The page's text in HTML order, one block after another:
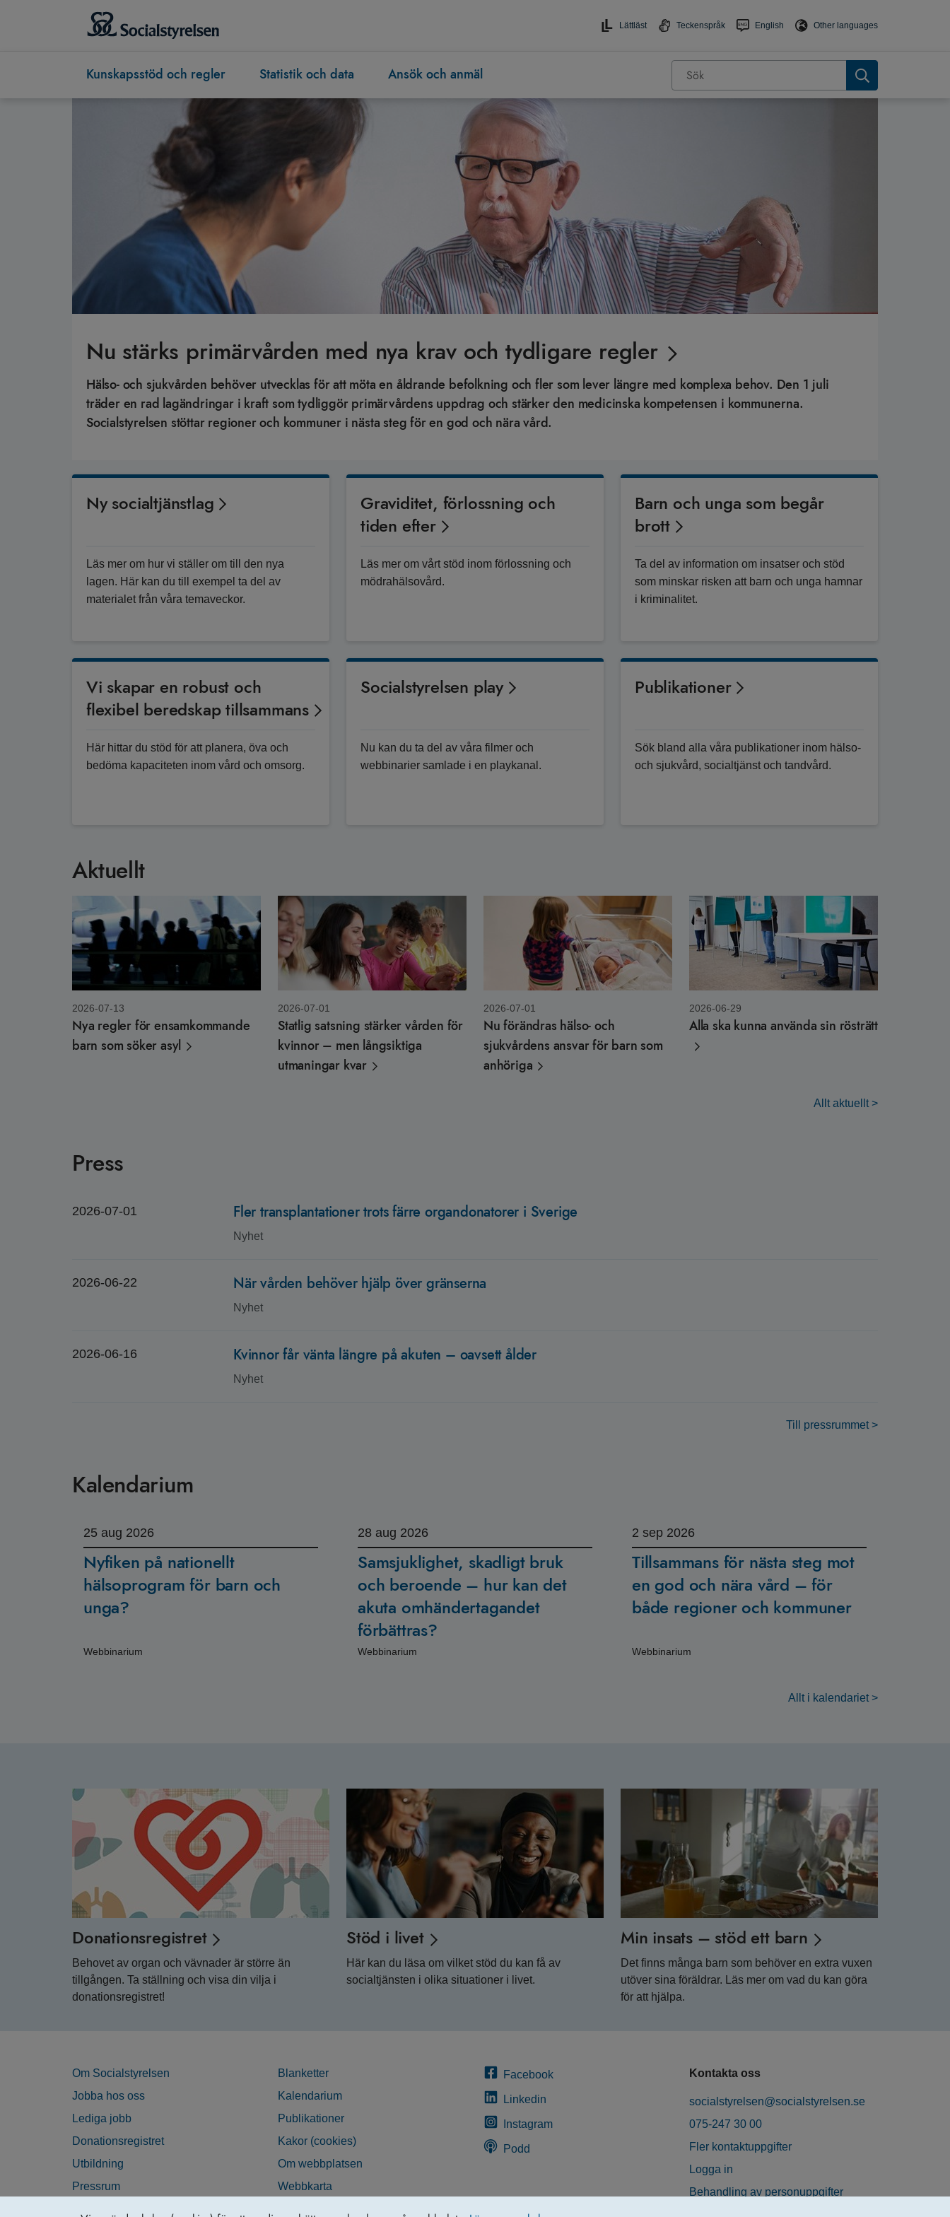
Lättläst Teckenspråk English Other languages
Kunskapsstöd och regler Statistik och data Ansök och anmäl
Nu stärks primärvården med nya krav och tydligare regler
Hälso- och sjukvården behöver utvecklas för att möta en åldrande befolkning och fler som lever längre med komplexa behov. Den 1 juli
träder en rad lagändringar i kraft som tydliggör primärvårdens uppdrag och stärker den medicinska kompetensen i kommunerna.
Socialstyrelsen stöttar regioner och kommuner i nästa steg för en god och nära vård.
Ny socialtjänstlag
Läs mer om hur vi ställer om till den nya
lagen. Här kan du till exempel ta del av
materialet från våra temaveckor.
Graviditet, förlossning och
tiden efter
Läs mer om vårt stöd inom förlossning och
mödrahälsovård.
Barn och unga som begår
brott
Ta del av information om insatser och stöd
som minskar risken att barn och unga hamnar
i kriminalitet.
Vi skapar en robust och
flexibel beredskap tillsammans
Här hittar du stöd för att planera, öva och
bedöma kapaciteten inom vård och omsorg.
Socialstyrelsen play
Nu kan du ta del av våra filmer och
webbinarier samlade i en playkanal.
Publikationer
Sök bland alla våra publikationer inom hälso-
och sjukvård, socialtjänst och tandvård.
Aktuellt
2026-07-13
Nya regler för ensamkommande
barn som söker asyl
2026-07-01
Statlig satsning stärker vården för
kvinnor – men långsiktiga
utmaningar kvar
2026-07-01
Nu förändras hälso- och
sjukvårdens ansvar för barn som
anhöriga
2026-06-29
Alla ska kunna använda sin rösträtt
Allt aktuellt >
Press
2026-07-01 Fler transplantationer trots färre organdonatorer i Sverige
Nyhet
2026-06-22 När vården behöver hjälp över gränserna
Nyhet
2026-06-16 Kvinnor får vänta längre på akuten – oavsett ålder
Nyhet
Till pressrummet >
Kalendarium
25 aug 2026
Nyfiken på nationellt
hälsoprogram för barn och
unga?
Webbinarium
28 aug 2026
Samsjuklighet, skadligt bruk
och beroende – hur kan det
akuta omhändertagandet
förbättras?
Webbinarium
2 sep 2026
Tillsammans för nästa steg mot
en god och nära vård – för
både regioner och kommuner
Webbinarium
Allt i kalendariet >
Donationsregistret
Behovet av organ och vävnader är större än
tillgången. Ta ställning och visa din vilja i
donationsregistret!
Stöd i livet
Här kan du läsa om vilket stöd du kan få av
socialtjänsten i olika situationer i livet.
Min insats – stöd ett barn
Det finns många barn som behöver en extra vuxen
utöver sina föräldrar. Läs mer om vad du kan göra
för att hjälpa.
Om Socialstyrelsen
Jobba hos oss
Lediga jobb
Donationsregistret
Utbildning
Pressrum
Blanketter
Kalendarium
Publikationer
Kakor (cookies)
Om webbplatsen
Webbkarta
Facebook
Linkedin
Instagram
Podd
Kontakta oss
socialstyrelsen@socialstyrelsen.se
075-247 30 00
Fler kontaktuppgifter
Logga in
Behandling av personuppgifter